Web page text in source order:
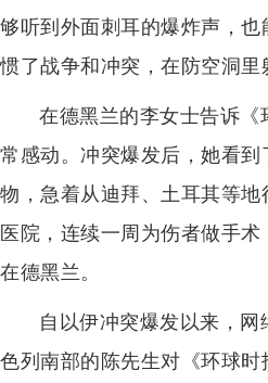
够听到外面刺耳的爆炸声，
惯了战争和冲突，在防空洞里
在德黑兰的李女士告诉
常感动。冲突爆发后，她看
物，急着从迪拜、土耳其等
医院，连续一周为伤者做手
在德黑兰。
自以伊冲突爆发以来，
色列南部的陈先生对《环球